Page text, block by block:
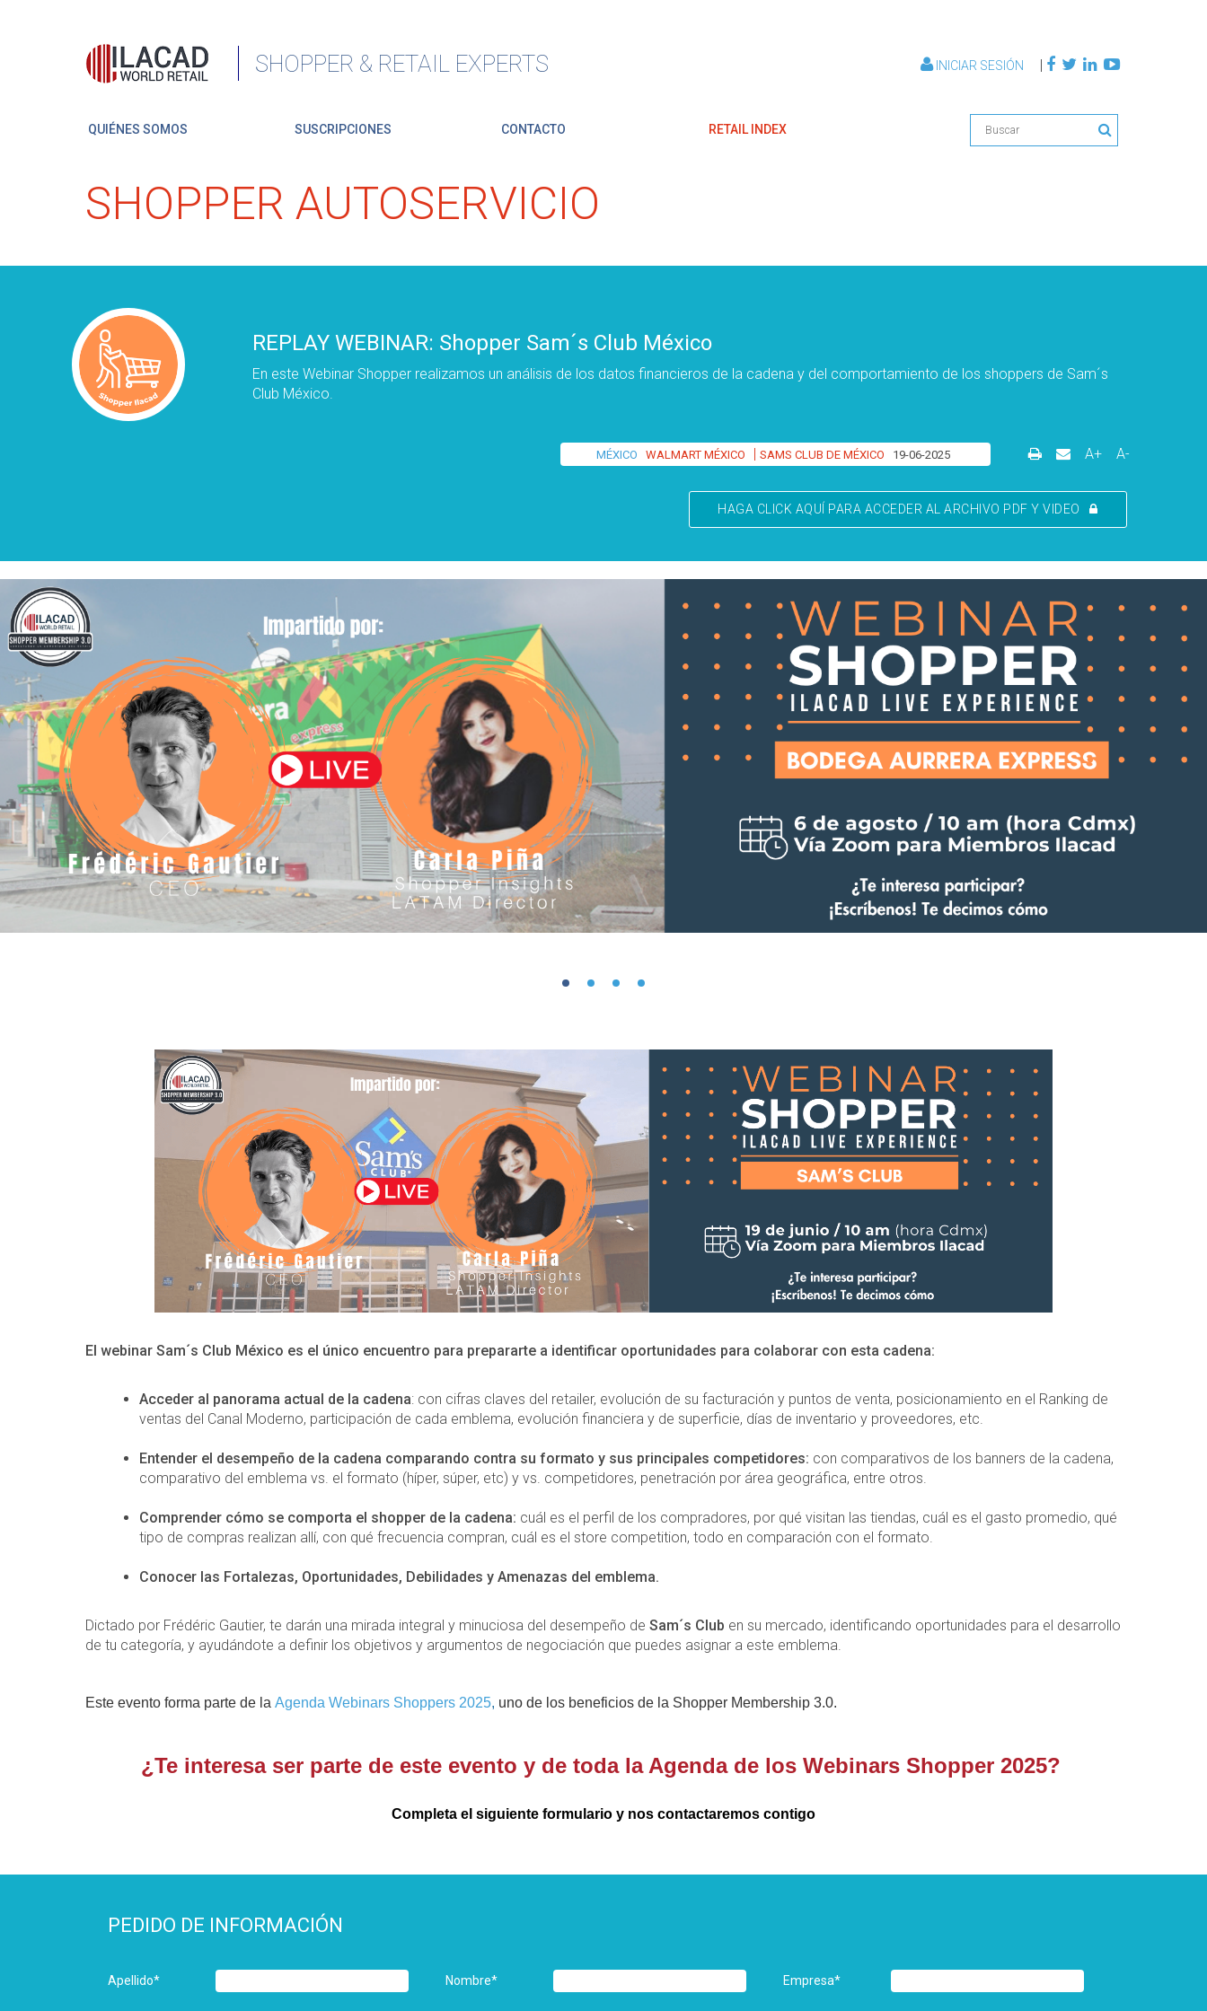
SHOPPER & RETAIL EXPERTS INICIAR SESIÓN |
QUIÉNES SOMOS SUSCRIPCIONES CONTACTO RETAIL INDEX
SHOPPER AUTOSERVICIO
REPLAY WEBINAR: Shopper Sam´s Club México
En este Webinar Shopper realizamos un análisis de los datos financieros de la cadena y del comportamiento de los shoppers de Sam´s
Club México.
MÉXICO WALMART MÉXICO | SAMS CLUB DE MÉXICO 19-06-2025 A+ A-
HAGA CLICK AQUÍ PARA ACCEDER AL ARCHIVO PDF Y VIDEO
El webinar Sam´s Club México es el único encuentro para prepararte a identificar oportunidades para colaborar con esta cadena:
Acceder al panorama actual de la cadena: con cifras claves del retailer, evolución de su facturación y puntos de venta, posicionamiento en el Ranking de
ventas del Canal Moderno, participación de cada emblema, evolución financiera y de superficie, días de inventario y proveedores, etc.
Entender el desempeño de la cadena comparando contra su formato y sus principales competidores: con comparativos de los banners de la cadena,
comparativo del emblema vs. el formato (híper, súper, etc) y vs. competidores, penetración por área geográfica, entre otros.
Comprender cómo se comporta el shopper de la cadena: cuál es el perfil de los compradores, por qué visitan las tiendas, cuál es el gasto promedio, qué
tipo de compras realizan allí, con qué frecuencia compran, cuál es el store competition, todo en comparación con el formato.
Conocer las Fortalezas, Oportunidades, Debilidades y Amenazas del emblema.
Dictado por Frédéric Gautier, te darán una mirada integral y minuciosa del desempeño de Sam´s Club en su mercado, identificando oportunidades para el desarrollo
de tu categoría, y ayudándote a definir los objetivos y argumentos de negociación que puedes asignar a este emblema.
Este evento forma parte de la Agenda Webinars Shoppers 2025, uno de los beneficios de la Shopper Membership 3.0.
¿Te interesa ser parte de este evento y de toda la Agenda de los Webinars Shopper 2025?
Completa el siguiente formulario y nos contactaremos contigo
PEDIDO DE INFORMACIÓN
Apellido* Nombre* Empresa*